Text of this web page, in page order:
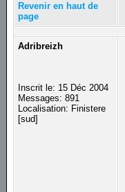
Revenir en haut de
page
Adribreizh
Inscrit le: 15 Déc 2004
Messages: 891
Localisation: Finistere
[sud]